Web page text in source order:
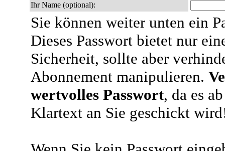
Ihr Name (optional):
Sie können weiter unten ein
Dieses Passwort bietet nur
Sicherheit, sollte aber
Abonnement manipulieren.
wertvolles Passwort, da es
Klartext an Sie geschickt